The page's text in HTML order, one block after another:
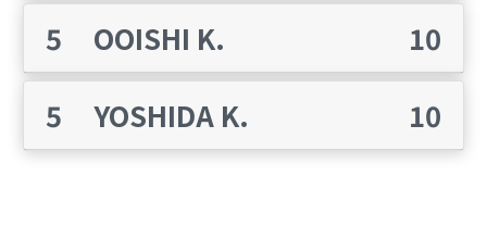
5
OOISHI K.
10
5
YOSHIDA K. 10